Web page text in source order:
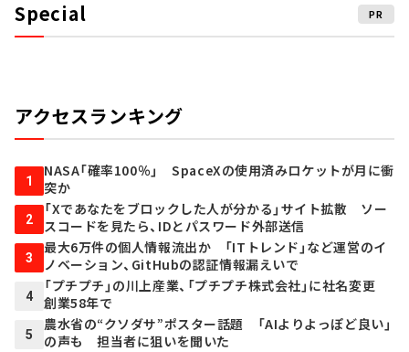
Special PR
アクセスランキング
1
NASA「確率100％」 SpaceXの使用済みロケットが月に衝
突か
2
「Xであなたをブロックした人が分かる」サイト拡散 ソー
スコードを見たら、IDとパスワード外部送信
3
最大6万件の個人情報流出か 「ITトレンド」など運営のイ
ノベーション、GitHubの認証情報漏えいで
4
「プチプチ」の川上産業、「プチプチ株式会社」に社名変更
創業58年で
5
農水省の“クソダサ”ポスター話題 「AIよりよっぽど良い」
の声も 担当者に狙いを聞いた